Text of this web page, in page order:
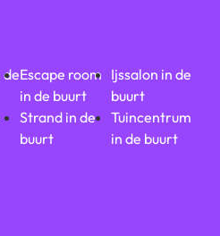
deEscape room
in de buurt
Strand in de
buurt
Ijssalon in de
buurt
Tuincentrum
in de buurt